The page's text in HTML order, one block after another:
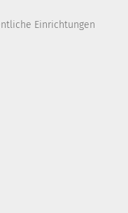
Einrichtungen